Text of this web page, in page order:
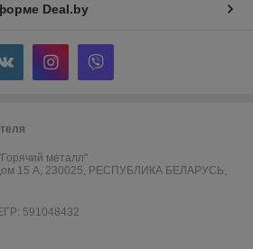
Deal.by
металл"
15 А, 230025, РЕСПУБЛИКА БЕЛАРУСЬ,
591048432